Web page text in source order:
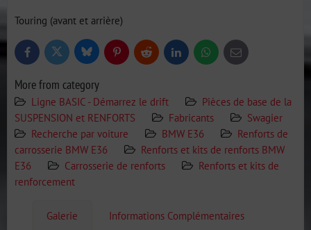
Touring (avant et arrière)
FacebookTwitter BlueskyPinterestReddit LinkedInWhatsApp
E-
mail
More from category
Ligne BASIC - Démarrez le drift
Pièces de base de la
SUSPENSION et RENFORTS
Fabricants
Swagier
Recherche par voiture
BMW E36
Renforts de
carrosserie BMW E36
Renforts et kits de renforts BMW
E36
Carrosserie de renforts
Renforts et kits de
renforcement
Galerie Informations Complémentaires